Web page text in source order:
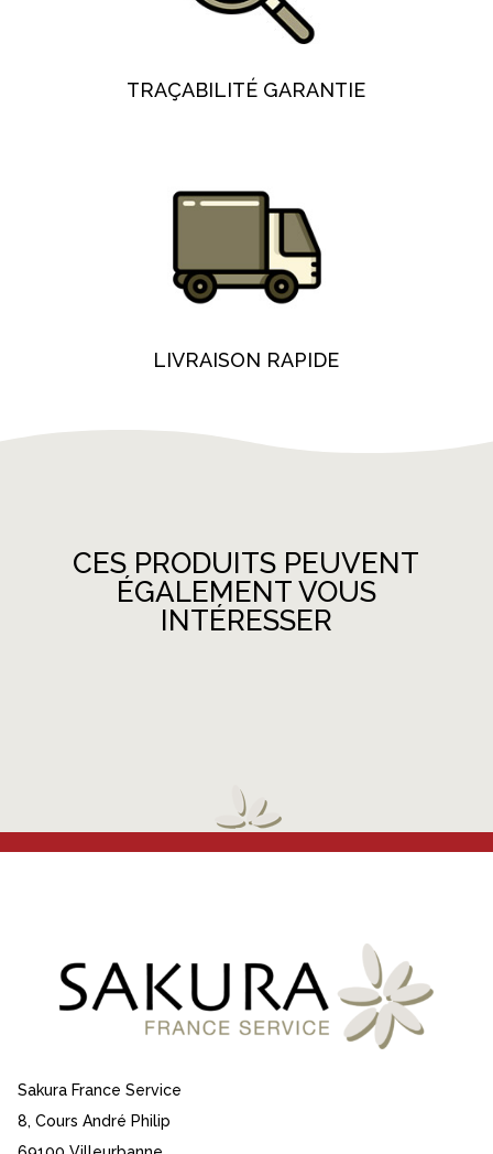
TRAÇABILITÉ GARANTIE
LIVRAISON RAPIDE
CES PRODUITS PEUVENT
ÉGALEMENT VOUS
INTÉRESSER
Sakura France Service
8, Cours André Philip